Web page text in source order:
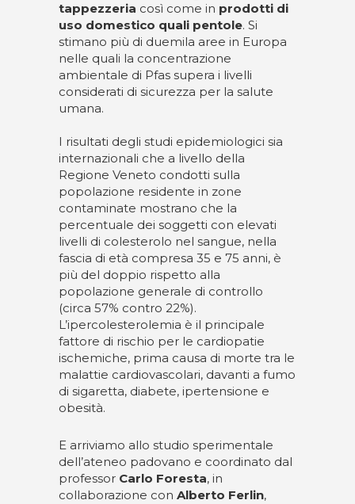
tappezzeria così come in prodotti di
uso domestico quali pentole. Si
stimano più di duemila aree in Europa
nelle quali la concentrazione
ambientale di Pfas supera i livelli
considerati di sicurezza per la salute
umana.
I risultati degli studi epidemiologici sia
internazionali che a livello della
Regione Veneto condotti sulla
popolazione residente in zone
contaminate mostrano che la
percentuale dei soggetti con elevati
livelli di colesterolo nel sangue, nella
fascia di età compresa 35 e 75 anni, è
più del doppio rispetto alla
popolazione generale di controllo
(circa 57% contro 22%).
L’ipercolesterolemia è il principale
fattore di rischio per le cardiopatie
ischemiche, prima causa di morte tra le
malattie cardiovascolari, davanti a fumo
di sigaretta, diabete, ipertensione e
obesità.
E arriviamo allo studio sperimentale
dell’ateneo padovano e coordinato dal
professor Carlo Foresta, in
collaborazione con Alberto Ferlin,